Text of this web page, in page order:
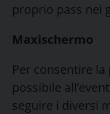
proprio pass nei
Maxischermo
Per consentire
possibile
seguire i diversi